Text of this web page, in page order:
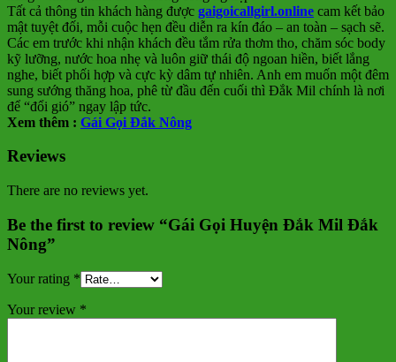
Tất cả thông tin khách hàng được gaigoicallgirl.online cam kết bảo
mật tuyệt đối, mỗi cuộc hẹn đều diễn ra kín đáo – an toàn – sạch sẽ.
Các em trước khi nhận khách đều tắm rửa thơm tho, chăm sóc body
kỹ lưỡng, nước hoa nhẹ và luôn giữ thái độ ngoan hiền, biết lắng
nghe, biết phối hợp và cực kỳ dâm tự nhiên. Anh em muốn một đêm
sung sướng thăng hoa, phê từ đầu đến cuối thì Đắk Mil chính là nơi
để “đổi gió” ngay lập tức.
Xem thêm : Gái Gọi Đắk Nông
Reviews
There are no reviews yet.
Be the first to review “Gái Gọi Huyện Đắk Mil Đắk
Nông”
Your rating *
Your review *